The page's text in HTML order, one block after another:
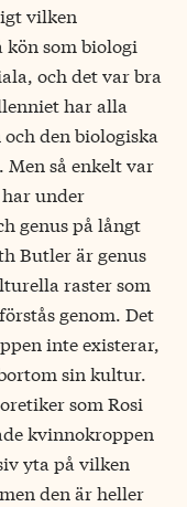
vilken
som biologi
och det var bra
har alla
den biologiska
så enkelt var
under
genus på långt
Butler är genus
raster som
genom. Det
inte existerar,
sin kultur.
som Rosi
kvinnokroppen
yta på vilken
den är heller